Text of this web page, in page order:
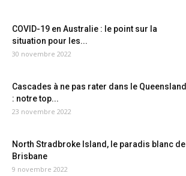
COVID-19 en Australie : le point sur la
situation pour les...
30 novembre 2022
Cascades à ne pas rater dans le Queensland
: notre top...
23 novembre 2022
North Stradbroke Island, le paradis blanc de
Brisbane
9 novembre 2022